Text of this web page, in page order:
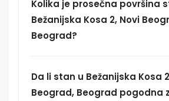
Kolika je prosečna površina
Bežanijska Kosa 2, Novi
Beograd?
Da li stan u Bežanijska Kosa
Beograd, Beograd pogodna